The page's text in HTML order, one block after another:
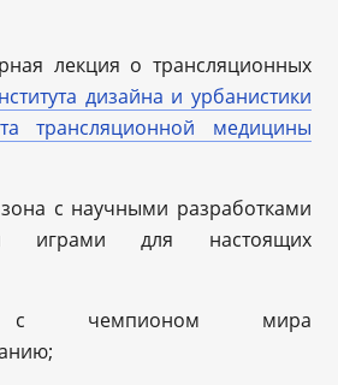
лекция о трансляционных
дизайна и урбанистики
трансляционной медицины
с научными разработками
и играми для настоящих
мира